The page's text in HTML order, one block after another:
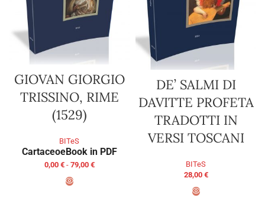
GIOVAN GIORGIO
TRISSINO, RIME
(1529)
BITeS
CartaceoeBook in PDF
0,00 € - 79,00 €
DE’ SALMI DI
DAVITTE PROFETA
TRADOTTI IN
VERSI TOSCANI
BITeS
28,00 €